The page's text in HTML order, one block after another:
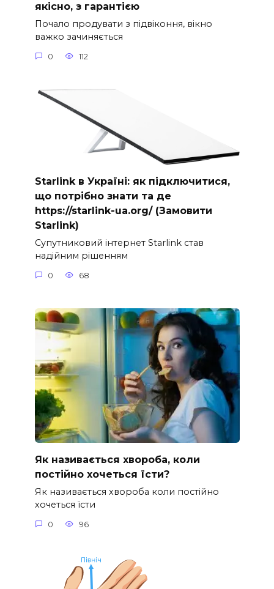
якісно, з гарантією
Почало продувати з підвіконня, вікно
важко зачиняється
0 112
Starlink в Україні: як підключитися,
що потрібно знати та де
https://starlink-ua.org/ (Замовити
Starlink)
Супутниковий інтернет Starlink став
надійним рішенням
0 68
Як називається хвороба, коли
постійно хочеться їсти?
Як називається хвороба коли постійно
хочеться їсти
0 96